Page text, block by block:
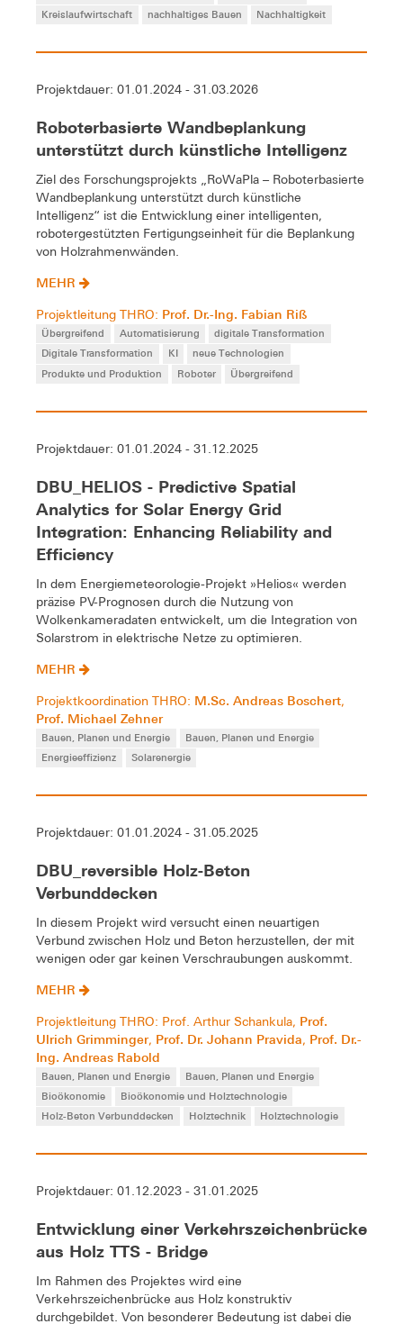
Kreislaufwirtschaft
nachhaltiges Bauen Nachhaltigkeit
Projektdauer: 01.01.2024 - 31.03.2026
Roboterbasierte Wandbeplankung
unterstützt durch künstliche Intelligenz
Ziel des Forschungsprojekts „RoWaPla – Roboterbasierte
Wandbeplankung unterstützt durch künstliche
Intelligenz“ ist die Entwicklung einer intelligenten,
robotergestützten Fertigungseinheit für die Beplankung
von Holzrahmenwänden.
MEHR
Projektleitung THRO: Prof. Dr.-Ing. Fabian Riß
Übergreifend Automatisierung
digitale Transformation
Digitale Transformation
KI
neue Technologien
Produkte und Produktion
Roboter Übergreifend
Projektdauer: 01.01.2024 - 31.12.2025
DBU_HELIOS - Predictive Spatial
Analytics for Solar Energy Grid
Integration: Enhancing Reliability and
Efficiency
In dem Energiemeteorologie-Projekt »Helios« werden
präzise PV-Prognosen durch die Nutzung von
Wolkenkameradaten entwickelt, um die Integration von
Solarstrom in elektrische Netze zu optimieren.
MEHR
Projektkoordination THRO: M.Sc. Andreas Boschert,
Prof. Michael Zehner
Bauen, Planen und Energie
Bauen, Planen und Energie
Energieeffizienz
Solarenergie
Projektdauer: 01.01.2024 - 31.05.2025
DBU_reversible Holz-Beton
Verbunddecken
In diesem Projekt wird versucht einen neuartigen
Verbund zwischen Holz und Beton herzustellen, der mit
wenigen oder gar keinen Verschraubungen auskommt.
MEHR
Projektleitung THRO: Prof. Arthur Schankula, Prof.
Ulrich Grimminger, Prof. Dr. Johann Pravida, Prof. Dr.-
Ing. Andreas Rabold
Bauen, Planen und Energie
Bauen, Planen und Energie
Bioökonomie
Bioökonomie und Holztechnologie
Holz-Beton Verbunddecken
Holztechnik Holztechnologie
Projektdauer: 01.12.2023 - 31.01.2025
Entwicklung einer Verkehrszeichenbrücke
aus Holz TTS - Bridge
Im Rahmen des Projektes wird eine
Verkehrszeichenbrücke aus Holz konstruktiv
durchgebildet. Von besonderer Bedeutung ist dabei die